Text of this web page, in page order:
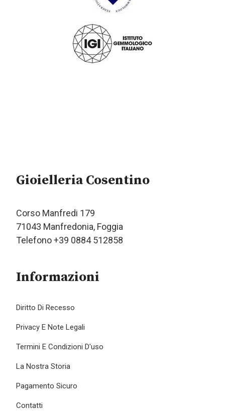
Gioielleria Cosentino
Corso Manfredi 179
71043 Manfredonia, Foggia
Telefono +39 0884 512858
Informazioni
Diritto Di Recesso
Privacy E Note Legali
Termini E Condizioni D'uso
La Nostra Storia
Pagamento Sicuro
Contatti